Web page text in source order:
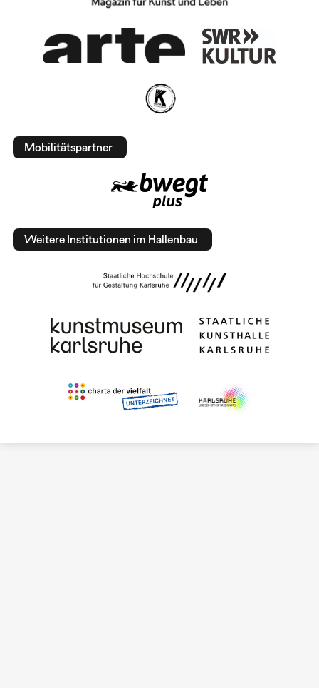
Mobilitätspartner
Weitere Institutionen im Hallenbau